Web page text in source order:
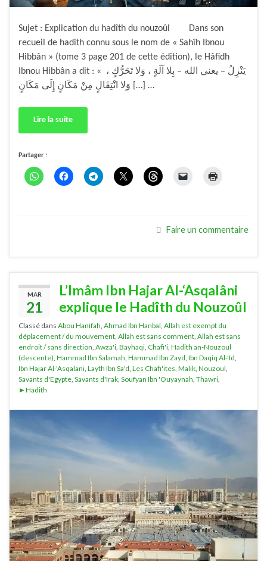
Sujet : Explication du hadîth du nouzoûl Dans son
recueil de hadîth connu sous le nom de « Sahîh Ibnou
Hibbân » (tome 3 page 201 de cette édition), le Hâfidh
Ibnou Hibbân a dit : « يَنْزِلُ – يعني الله – بِلا آلَةٍ ، وَلا تَحَرُّكٍ ،
وَلا انْتِقَالٍ مِنْ مَكَانٍ إِلَى مَكَانٍ […] …
Lire la suite
Partager :
Faire un commentaire
MAR
21
L’Imâm Ibn Hajar Al-‘Asqalâni
explique le Hadîth du Nouzoûl
Classé dans Abou Hanifah, Ahmad Ibn Hanbal, Allah est exempt du
déplacement / du mouvement, Allah est sans comment, Allah est sans
endroit / sans direction, Awza'i, Bayhaqi, Chafi'i, Hadith an-Nouzoul
(descente), Hammad Ibn Salamah, Hammad Ibn Zayd, Ibn Daqiq Al-'Id,
Ibn Hajar Al-'Asqalani, Layth Ibn Sa'd, Les Chafi'ites, Malik, Nouzoul,
Savants d'Egypte, Savants d'Irak, Soufyan Ibn 'Ouyaynah, Thawri,
►Hadith